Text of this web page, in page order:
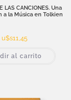
LAS CANCIONES. Una
a la Música en Tolkien
u$s11,45
al carrito